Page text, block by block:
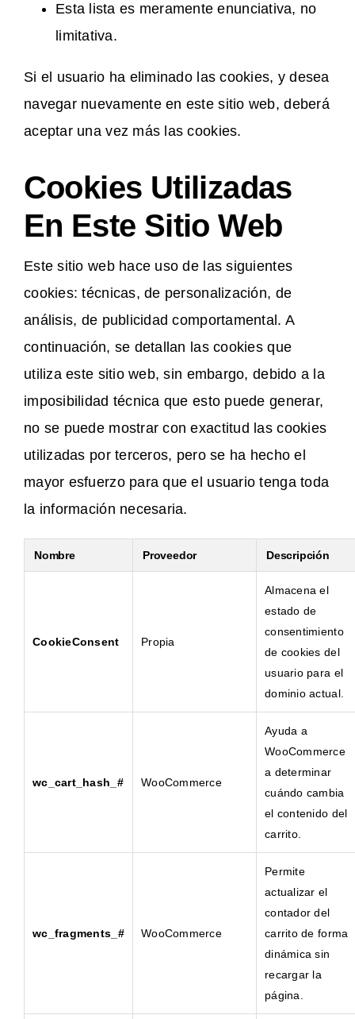
Esta lista es meramente enunciativa, no
limitativa.
Si el usuario ha eliminado las cookies, y desea
navegar nuevamente en este sitio web, deberá
aceptar una vez más las cookies.
Cookies Utilizadas
En Este Sitio Web
Este sitio web hace uso de las siguientes
cookies: técnicas, de personalización, de
análisis, de publicidad comportamental. A
continuación, se detallan las cookies que
utiliza este sitio web, sin embargo, debido a la
imposibilidad técnica que esto puede generar,
no se puede mostrar con exactitud las cookies
utilizadas por terceros, pero se ha hecho el
mayor esfuerzo para que el usuario tenga toda
la información necesaria.
Nombre Proveedor Descripción
CookieConsent Propia
Almacena el
estado de
consentimiento
de cookies del
usuario para el
dominio actual.
wc_cart_hash_# WooCommerce
Ayuda a
WooCommerce
a determinar
cuándo cambia
el contenido del
carrito.
wc_fragments_# WooCommerce
Permite
actualizar el
contador del
carrito de forma
dinámica sin
recargar la
página.